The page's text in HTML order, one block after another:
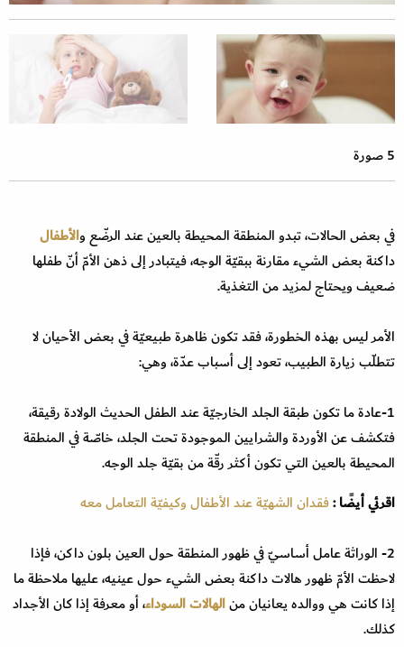
5 صورة
في بعض الحالات، تبدو المنطقة المحيطة بالعين عند الرضّع والأطفال
داكنة بعض الشيء مقارنة ببقيّة الوجه، فيتبادر إلى ذهن الأمّ أنّ طفلها
ضعيف ويحتاج لمزيد من التغذية.
الأمر ليس بهذه الخطورة، فقد تكون ظاهرة طبيعيّة في بعض الأحيان لا
تتطلّب زيارة الطبيب، تعود إلى أسباب عدّة، وهي:
1-عادة ما تكون طبقة الجلد الخارجيّة عند الطفل الحديث الولادة رقيقة،
فتكشف عن الأوردة والشرايين الموجودة تحت الجلد، خاصّة في المنطقة
المحيطة بالعين التي تكون أكثر رقّة من بقيّة جلد الوجه.
اقرئي أيضًا :فقدان الشهيّة عند الأطفال وكيفيّة التعامل معه
2- الوراثة عامل أساسيّ في ظهور المنطقة حول العين بلون داكن، فإذا
لاحظت الأمّ ظهور هالات داكنة بعض الشيء حول عينيه، عليها ملاحظة ما
إذا كانت هي ووالده يعانيان منالهالات السوداء، أو معرفة إذا كان الأجداد
كذلك.